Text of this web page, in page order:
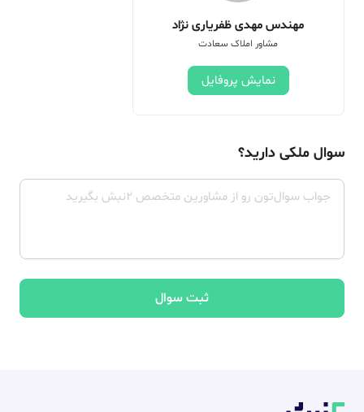
مهندس مهدی ظفریاری نژاد
مشاور املاک سعادت
نمایش پروفایل
سوال ملکی دارید؟
ثبت سوال